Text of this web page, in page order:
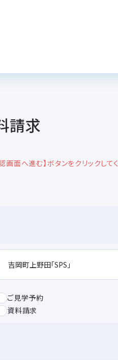
請求
面へ進む】ボタンをクリックして
ご見学予約
資料請求